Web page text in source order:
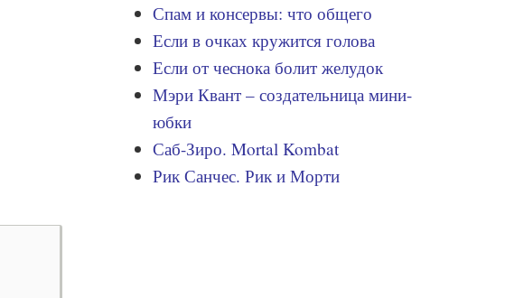
Спам и консервы: что общего
Если в очках кружится голова
Если от чеснока болит желудок
Мэри Квант – создательница мини-
юбки
Саб-Зиро. Mortal Kombat
Рик Санчес. Рик и Морти